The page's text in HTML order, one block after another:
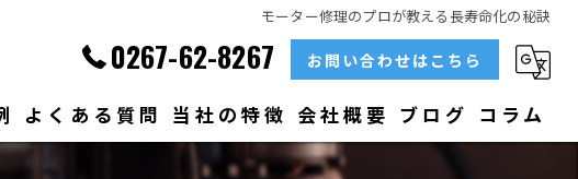
モーター修理のプロが教える長寿命化の秘訣
0267-62-8267 お問い合わせはこちら
よくある質問 当社の特徴 会社概要 ブログ コラム